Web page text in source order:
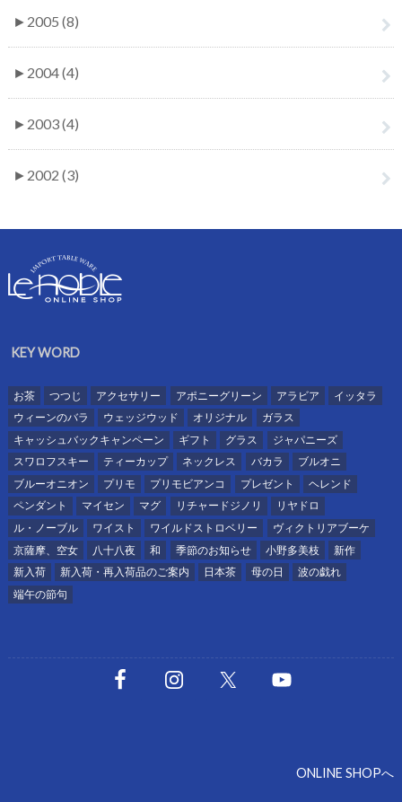
► 2005 (8)
► 2004 (4)
► 2003 (4)
► 2002 (3)
KEY WORD
お茶 つつじ アクセサリー アポニーグリーン アラビア
イッタラ
ウィーンのバラ
ウェッジウッド オリジナル
ガラス
キャッシュバックキャンペーン
ギフト グラス
ジャパニーズ
スワロフスキー
ティーカップ ネックレス バカラ
ブルオニ
ブルーオニオン
プリモ プリモビアンコ プレゼント
ヘレンド
ペンダント
マイセン マグ リチャードジノリ
リヤドロ
ル・ノーブル
ワイスト ワイルドストロベリー
ヴィクトリアブーケ
京薩摩、空女
八十八夜 和 季節のお知らせ 小野多美枝
新作
新入荷
新入荷・再入荷品のご案内 日本茶 母の日
波の戯れ
端午の節句
ONLINE SHOPへ